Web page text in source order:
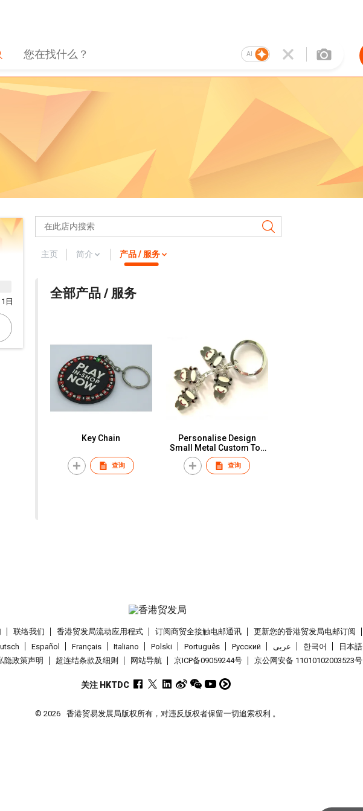
AI
日
主页 简介 产品 / 服务
全部产品 / 服务
Key Chain
查询
Personalise Design
Small Metal Custom Toy
Keychain
查询
联络我们 香港贸发局流动应用程式 订阅商贸全接触电邮通讯 更新您的香港贸发局电邮订阅
Español Français Italiano Polski Português Pусский عربى 한국어
日本語
隐政策声明 超连结条款及细则 网站导航 京ICP备09059244号 京公网安备 11010102003523号
关注 HKTDC
© 2026 香港贸易发展局版权所有，对违反版权者保留一切追索权利 。